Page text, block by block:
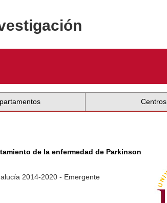
Centros
de la enfermedad de Parkinson
2014-2020 - Emergente